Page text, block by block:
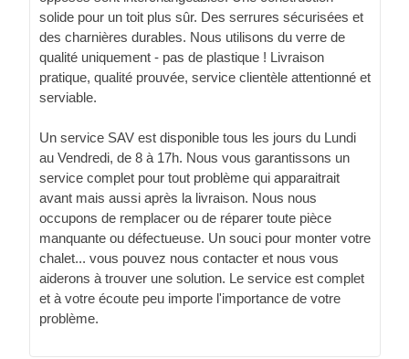
solide pour un toit plus sûr. Des serrures sécurisées et
des charnières durables. Nous utilisons du verre de
qualité uniquement - pas de plastique ! Livraison
pratique, qualité prouvée, service clientèle attentionné et
serviable.
Un service SAV est disponible tous les jours du Lundi
au Vendredi, de 8 à 17h. Nous vous garantissons un
service complet pour tout problème qui apparaitrait
avant mais aussi après la livraison. Nous nous
occupons de remplacer ou de réparer toute pièce
manquante ou défectueuse. Un souci pour monter votre
chalet... vous pouvez nous contacter et nous vous
aiderons à trouver une solution. Le service est complet
et à votre écoute peu importe l'importance de votre
problème.